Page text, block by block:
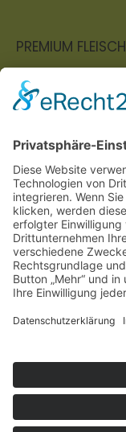
PREMIUM FLEISCH
premium RIND
premium KALB
premium Lamm
QUICK LINKS
Impressum
Sitemap
Datenschutz